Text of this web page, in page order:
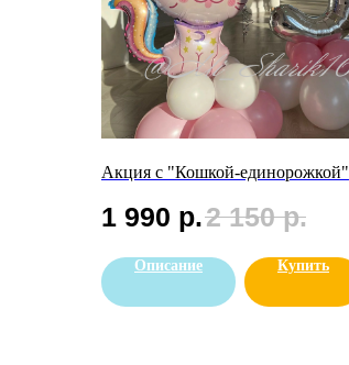
Акция с "Кошкой-единорожкой"
1 990 р.2 150 р.
Описание Купить